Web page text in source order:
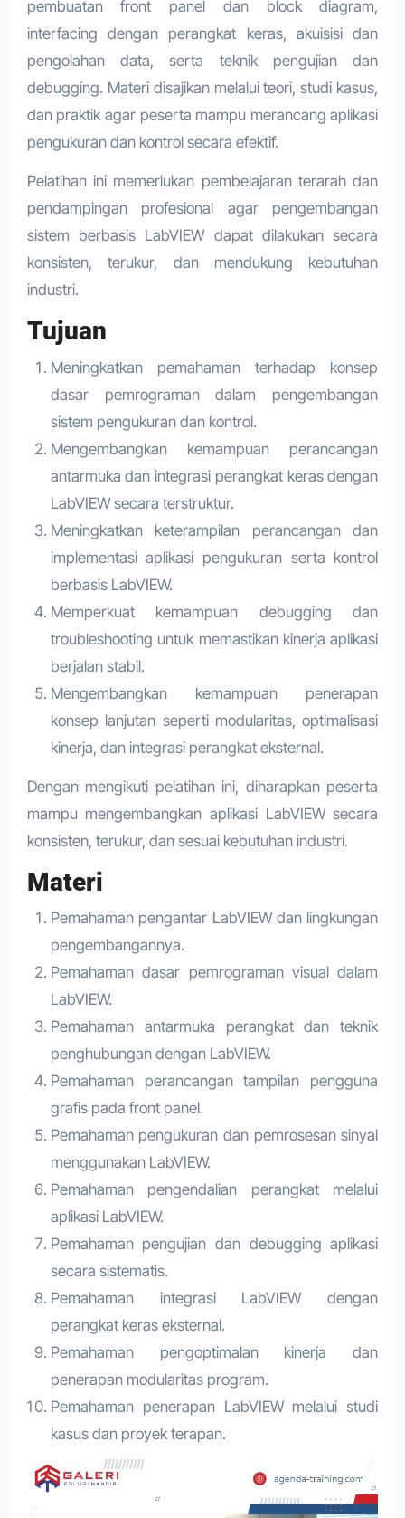
pembuatan front panel dan block diagram,
interfacing dengan perangkat keras, akuisisi dan
pengolahan data, serta teknik pengujian dan
debugging. Materi disajikan melalui teori, studi kasus,
dan praktik agar peserta mampu merancang aplikasi
pengukuran dan kontrol secara efektif.
Pelatihan ini memerlukan pembelajaran terarah dan
pendampingan profesional agar pengembangan
sistem berbasis LabVIEW dapat dilakukan secara
konsisten, terukur, dan mendukung kebutuhan
industri.
Tujuan
Meningkatkan pemahaman terhadap konsep
dasar pemrograman dalam pengembangan
sistem pengukuran dan kontrol.
Mengembangkan kemampuan perancangan
antarmuka dan integrasi perangkat keras dengan
LabVIEW secara terstruktur.
Meningkatkan keterampilan perancangan dan
implementasi aplikasi pengukuran serta kontrol
berbasis LabVIEW.
Memperkuat kemampuan debugging dan
troubleshooting untuk memastikan kinerja aplikasi
berjalan stabil.
Mengembangkan kemampuan penerapan
konsep lanjutan seperti modularitas, optimalisasi
kinerja, dan integrasi perangkat eksternal.
Dengan mengikuti pelatihan ini, diharapkan peserta
mampu mengembangkan aplikasi LabVIEW secara
konsisten, terukur, dan sesuai kebutuhan industri.
Materi
Pemahaman pengantar LabVIEW dan lingkungan
pengembangannya.
Pemahaman dasar pemrograman visual dalam
LabVIEW.
Pemahaman antarmuka perangkat dan teknik
penghubungan dengan LabVIEW.
Pemahaman perancangan tampilan pengguna
grafis pada front panel.
Pemahaman pengukuran dan pemrosesan sinyal
menggunakan LabVIEW.
Pemahaman pengendalian perangkat melalui
aplikasi LabVIEW.
Pemahaman pengujian dan debugging aplikasi
secara sistematis.
Pemahaman integrasi LabVIEW dengan
perangkat keras eksternal.
Pemahaman pengoptimalan kinerja dan
penerapan modularitas program.
Pemahaman penerapan LabVIEW melalui studi
kasus dan proyek terapan.